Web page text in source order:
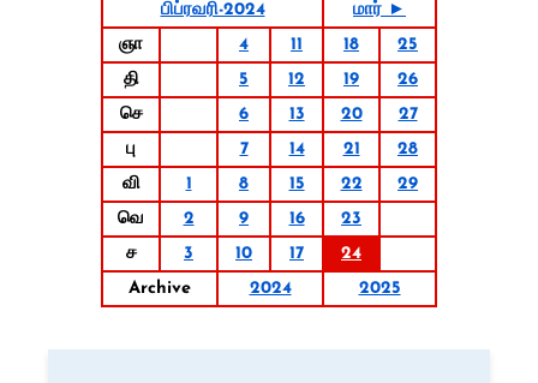
பிப்ரவரி-2024
மார் ►
ஞா
4 11 18
25
தி
5 12 19
26
செ
6 13 20
27
பு
7 14 21
28
வி
1 8 15 22
29
வெ
2 9 16
23
ச
3 10 17
24
Archive
2024 2025